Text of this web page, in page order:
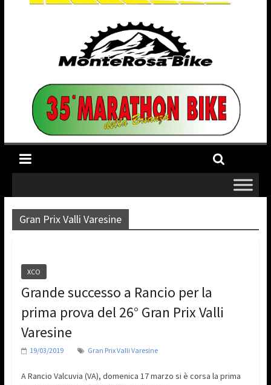
Gran Prix Valli Varesine
XCO
Grande successo a Rancio per la
prima prova del 26° Gran Prix Valli
Varesine
19/03/2019 Gran Prix Valli Varesine
A Rancio Valcuvia (VA), domenica 17 marzo si è corsa la prima